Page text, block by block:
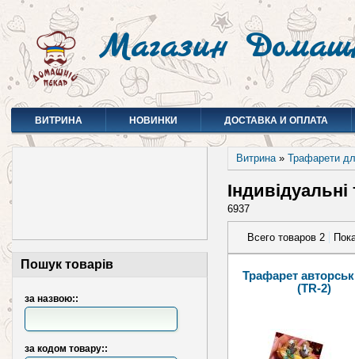
Магазин
ВИТРИНА НОВИНКИ ДОСТАВКА И ОПЛАТА
Пошук товарів
за назвою::
за кодом товару::
Витрина» Трафарети
6937
Всего товаров 2
Трафарет
(TR-2)